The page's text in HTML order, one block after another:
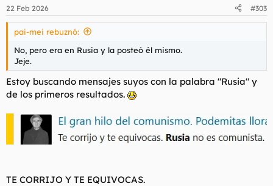
e
s
22 Feb 2026 #303
pai-mei rebuznó:
No, pero era en Rusia y la posteó él mismo.
Jeje.
Estoy buscando mensajes suyos con la palabra "Rusia" y
de los primeros resultados.
TE CORRIJO Y TE EQUIVOCAS.